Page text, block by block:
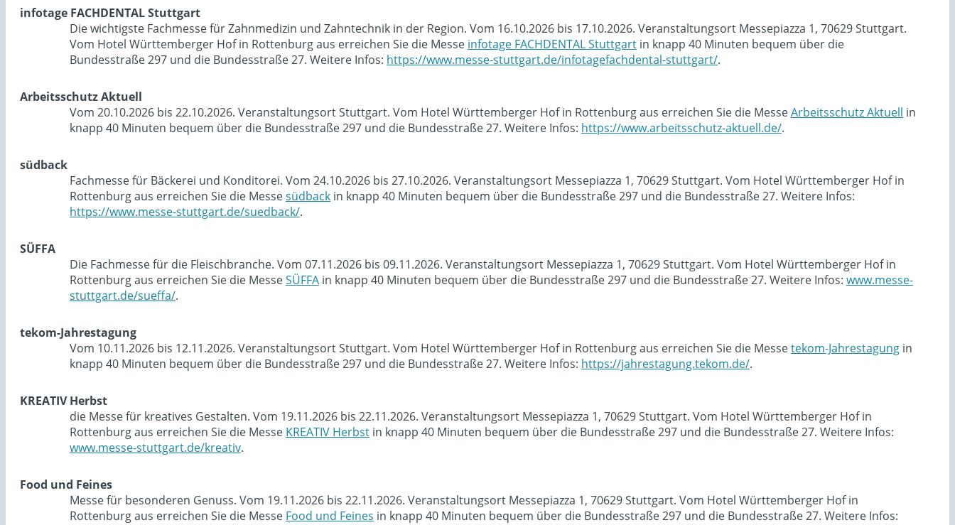
infotage FACHDENTAL Stuttgart
Die wichtigste Fachmesse für Zahnmedizin und Zahntechnik in der Region. Vom 16.10.2026 bis 17.10.2026. Veranstaltungsort Messepiazza 1, 70629 Stuttgart.
Vom Hotel Württemberger Hof in Rottenburg aus erreichen Sie die Messe infotage FACHDENTAL Stuttgart in knapp 40 Minuten bequem über die
Bundesstraße 297 und die Bundesstraße 27. Weitere Infos: https://www.messe-stuttgart.de/infotagefachdental-stuttgart/.
Arbeitsschutz Aktuell
Vom 20.10.2026 bis 22.10.2026. Veranstaltungsort Stuttgart. Vom Hotel Württemberger Hof in Rottenburg aus erreichen Sie die MesseArbeitsschutz Aktuell in
knapp 40 Minuten bequem über die Bundesstraße 297 und die Bundesstraße 27. Weitere Infos: https://www.arbeitsschutz-aktuell.de/.
südback
Fachmesse für Bäckerei und Konditorei. Vom 24.10.2026 bis 27.10.2026. Veranstaltungsort Messepiazza 1, 70629 Stuttgart. Vom Hotel Württemberger Hof in
Rottenburg aus erreichen Sie die Messesüdback in knapp 40 Minuten bequem über die Bundesstraße 297 und die Bundesstraße 27. Weitere Infos:
https://www.messe-stuttgart.de/suedback/.
SÜFFA
Die Fachmesse für die Fleischbranche. Vom 07.11.2026 bis 09.11.2026. Veranstaltungsort Messepiazza 1, 70629 Stuttgart. Vom Hotel Württemberger Hof in
Rottenburg aus erreichen Sie die MesseSÜFFA in knapp 40 Minuten bequem über die Bundesstraße 297 und die Bundesstraße 27. Weitere Infos: www.messe-
stuttgart.de/sueffa/.
tekom-Jahrestagung
Vom 10.11.2026 bis 12.11.2026. Veranstaltungsort Stuttgart. Vom Hotel Württemberger Hof in Rottenburg aus erreichen Sie die Messetekom-Jahrestagung in
knapp 40 Minuten bequem über die Bundesstraße 297 und die Bundesstraße 27. Weitere Infos: https://jahrestagung.tekom.de/.
KREATIV Herbst
die Messe für kreatives Gestalten. Vom 19.11.2026 bis 22.11.2026. Veranstaltungsort Messepiazza 1, 70629 Stuttgart. Vom Hotel Württemberger Hof in
Rottenburg aus erreichen Sie die Messe KREATIV Herbst in knapp 40 Minuten bequem über die Bundesstraße 297 und die Bundesstraße 27. Weitere Infos:
www.messe-stuttgart.de/kreativ.
Food und Feines
Messe für besonderen Genuss. Vom 19.11.2026 bis 22.11.2026. Veranstaltungsort Messepiazza 1, 70629 Stuttgart. Vom Hotel Württemberger Hof in
Rottenburg aus erreichen Sie die Messe Food und Feines in knapp 40 Minuten bequem über die Bundesstraße 297 und die Bundesstraße 27. Weitere Infos: